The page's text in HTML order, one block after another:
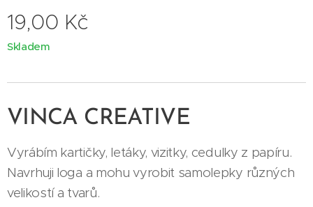
19,00 Kč
Skladem
VINCA CREATIVE
Vyrábím kartičky, letáky, vizitky, cedulky z papíru.
Navrhuji loga a mohu vyrobit samolepky různých
velikostí a tvarů.